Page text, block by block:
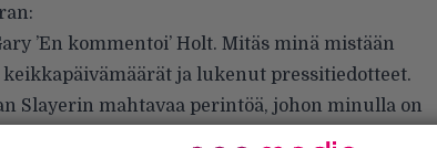
’En kommentoi’ Holt. Mitäs minä mistään
ja lukenut pressitiedotteet.
Slayerin mahtavaa perintöä, johon minulla on
viimeisenä vuotena. Tämä on ollut upea